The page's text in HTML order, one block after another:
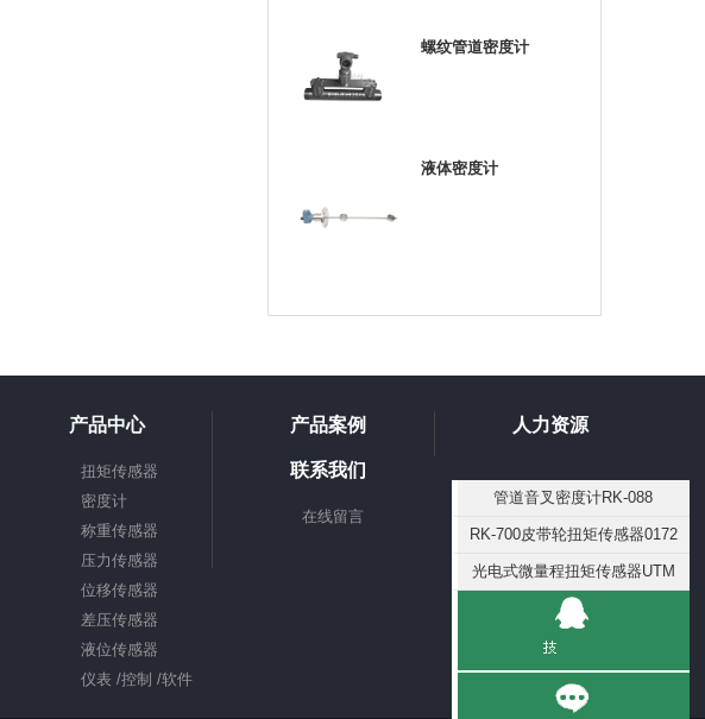
螺纹管道密度计
液体密度计
产品中心
扭矩传感器
密度计
称重传感器
压力传感器
位移传感器
差压传感器
液位传感器
仪表 /控制 /软件
产品案例 人力资源
联系我们
在线留言
管道音叉密度计RK-088
RK-700皮带轮扭矩传感器0172
光电式微量程扭矩传感器UTM